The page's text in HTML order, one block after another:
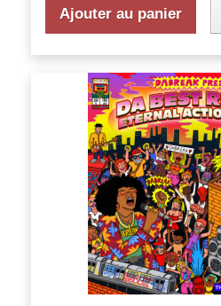
Ajouter au panier